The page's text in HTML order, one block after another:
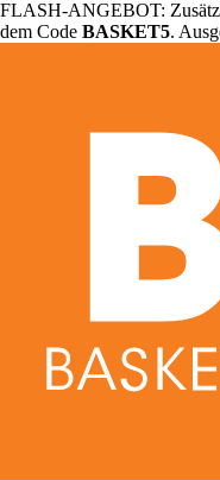
FLASH-ANGEBOT:
dem Code BASKET5.